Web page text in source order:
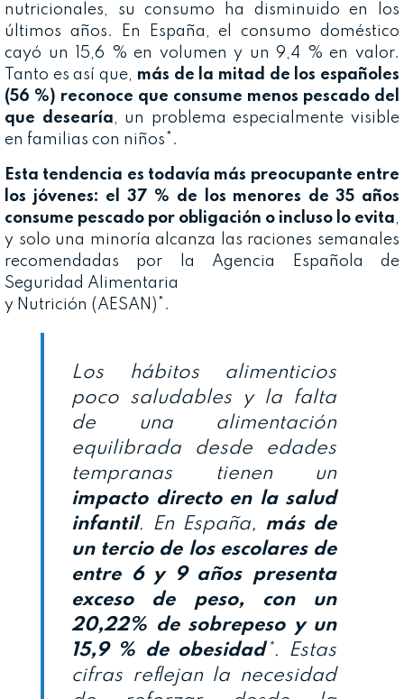
nutricionales, su consumo ha disminuido en los
últimos años. En España, el consumo doméstico
cayó un 15,6 % en volumen y un 9,4 % en valor.
Tanto es así que, más de la mitad de los españoles
(56 %) reconoce que consume menos pescado del
que desearía, un problema especialmente visible
en familias con niños*.
Esta tendencia es todavía más preocupante entre
los jóvenes: el 37 % de los menores de 35 años
consume pescado por obligación o incluso lo evita,
y solo una minoría alcanza las raciones semanales
recomendadas por la Agencia Española de
Seguridad Alimentaria
y Nutrición (AESAN)*.
Los hábitos alimenticios
poco saludables y la falta
de una alimentación
equilibrada desde edades
tempranas tienen un
impacto directo en la salud
infantil. En España, más de
un tercio de los escolares de
entre 6 y 9 años presenta
exceso de peso, con un
20,22% de sobrepeso y un
15,9 % de obesidad*. Estas
cifras reflejan la necesidad